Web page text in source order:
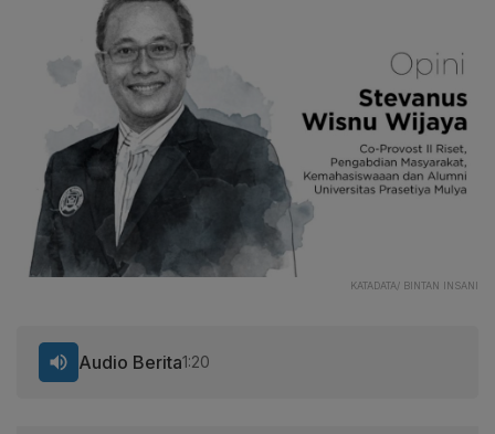
KATADATA/ BINTAN INSANI
Audio Berita1:20